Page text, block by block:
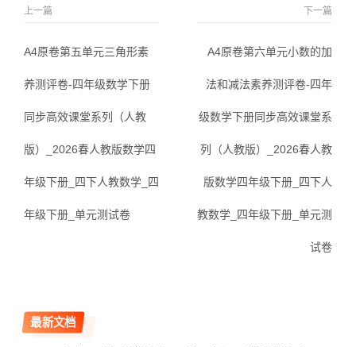
上一篇
A4原卷第五单元三角形素
养测评卷-四年级数学下册
同步高效课堂系列（人教
版）_2026春人教版数学四
年级下册_四下人教数学_四
年级下册_单元测试卷
下一篇
A4原卷第六单元小数的加
法和减法素养测评卷-四年
级数学下册同步高效课堂系
列（人教版）_2026春人教
版数学四年级下册_四下人
教数学_四年级下册_单元测
试卷
最新文档